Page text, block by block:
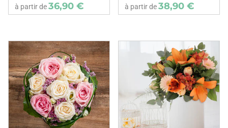
à partir de36,90 € à partir de38,90 €